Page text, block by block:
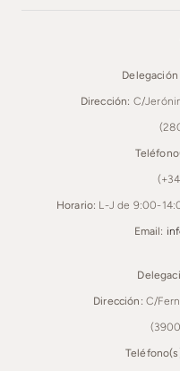
Dirección: C/
Horario: L-J de 9:00-
Email:
Dirección: C/